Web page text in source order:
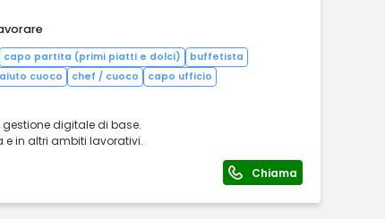
capo partita (primi piatti e dolci)
buffetista
aiuto cuoco chef / cuoco
capo ufficio
digitale di base.
e in altri ambiti lavorativi.
Chiama